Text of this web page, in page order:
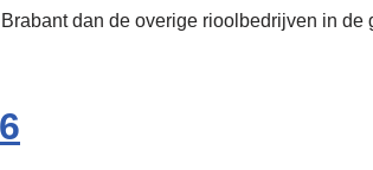
dan de overige rioolbedrijven in de